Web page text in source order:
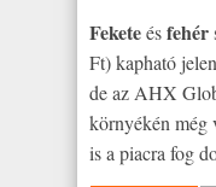
Feketeésfehér
Ft) kapható
de az AHX
környékén még
is a piacra fog